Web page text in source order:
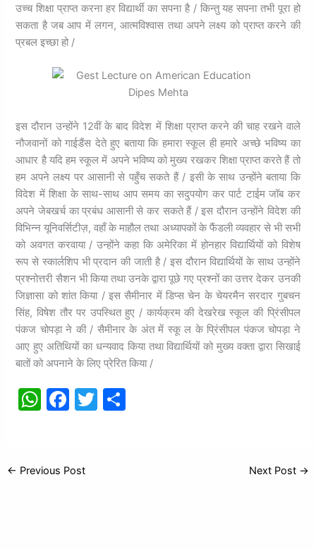
उच्च शिक्षा प्राप्त करना हर विद्यार्थी का सपना है / किन्तु यह सपना तभी पूरा हो
सकता है जब आप में लगन, आत्मविश्वास तथा अपने लक्ष्य को प्राप्त करने की
प्रबल इच्छा हो /
इस दौरान उन्होंने 12वीं के बाद विदेश में शिक्षा प्राप्त करने की चाह रखने वाले
नौजवानों को गाईडैंस देते हुए बताया कि हमारा स्कूल ही हमारे अच्छे भविष्य का
आधार है यदि हम स्कूल में अपने भविष्य को मुख्य रखकर शिक्षा प्राप्त करते हैं तो
हम अपने लक्ष्य पर आसानी से पहुँच सकते हैं / इसी के साथ उन्होंने बताया कि
विदेश में शिक्षा के साथ-साथ आप समय का सदुपयोग कर पार्ट टाईम जॉब कर
अपने जेबखर्च का प्रबंध आसानी से कर सकते हैं / इस दौरान उन्होंने विदेश की
विभिन्न यूनिवर्सिटीज़, वहाँ के माहौल तथा अध्यापकों के फैंडली व्यवहार से भी सभी
को अवगत करवाया / उन्होंने कहा कि अमेरिका में होनहार विद्यार्थियों को विशेष
रूप से स्कार्लशिप भी प्रदान की जाती है / इस दौरान विद्यार्थियों के साथ उन्होंने
प्रश्नोत्तरी सैशन भी किया तथा उनके द्वारा पूछे गए प्रश्नों का उत्तर देकर उनकी
जिज्ञासा को शांत किया / इस सैमीनार में डिप्स चेन के चेयरमैन सरदार गुबचन
सिंह, विषेश तौर पर उपस्थित हुए / कार्यक्रम की देखरेख स्कूल की प्रिंसीपल
पंकज चोपड़ा ने की / सैमीनार के अंत में स्कू ल के प्रिंसीपल पंकज चोपड़ा ने
आए हुए अतिथियों का धन्यवाद किया तथा विद्यार्थियों को मुख्य वक्ता द्वारा सिखाई
बातों को अपनाने के लिए प्रेरित किया /
W
s
F
e
T
← Previous Post Next Post →